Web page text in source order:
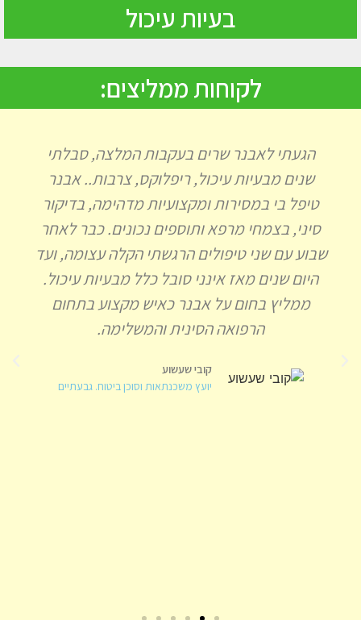
בעיות עיכול
לקוחות ממליצים:
הגעתי לאבנר שרים בעקבות המלצה, סבלתי
שנים מבעיות עיכול, ריפלוקס, צרבות.. אבנר
טיפל בי במסירות ומקצועיות מדהימה, בדיקור
סיני, בצמחי מרפא ותוספים נכונים. כבר לאחר
שבוע עם שני טיפולים הרגשתי הקלה עצומה, ועד
היום שנים מאז אינני סובל כלל מבעיות עיכול.
ממליץ בחום על אבנר כאיש מקצוע בתחום
הרפואה הסינית והמשלימה.
קובי שעשוע
יועץ משכנתאות וסוכן ביטוח. גבעתיים